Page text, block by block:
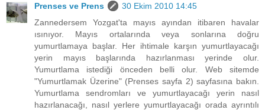
Prenses ve Prens
30 Ekim 2010 14:45
Zannedersem Yozgat'ta mayıs ayından itibaren havalar
ısınıyor. Mayıs ortalarında veya sonlarına doğru
yumurtlamaya başlar. Her ihtimale karşın yumurtlayacağı
yerin mayıs başlarında hazırlanması yerinde olur.
Yumurtlama istediği önceden belli olur. Web sitemde
"Yumurtlamak Üzerine" (Prenses sayfa 2) sayfasına bakın.
Yumurtlama sendromları ve yumurtlayacağı yerin nasıl
hazırlanacağı, nasıl yerlere yumurtlayacağı orada ayrıntılı